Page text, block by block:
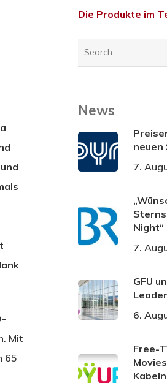
Mit
65
Die Produkte im
News
neuen
7.
7.
GFU
6.
Free-